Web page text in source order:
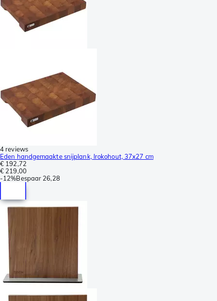
4 reviews
Eden handgemaakte snijplank, Irokohout, 37x27 cm
€ 192,72
€ 219,00
-12%Bespaar 26,28